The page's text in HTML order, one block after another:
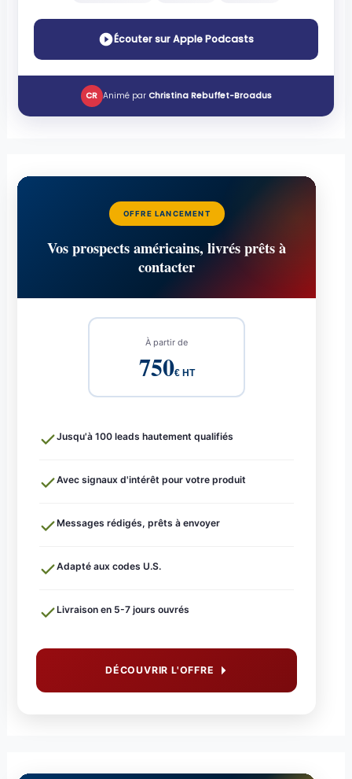
Écouter sur Apple Podcasts
CR Animé par Christina Rebuffet-Broadus
OFFRE LANCEMENT
Vos prospects américains, livrés prêts à
contacter
À partir de
750€ HT
Jusqu'à 100 leads hautement qualifiés
Avec signaux d'intérêt pour votre produit
Messages rédigés, prêts à envoyer
Adapté aux codes U.S.
Livraison en 5-7 jours ouvrés
DÉCOUVRIR L'OFFRE